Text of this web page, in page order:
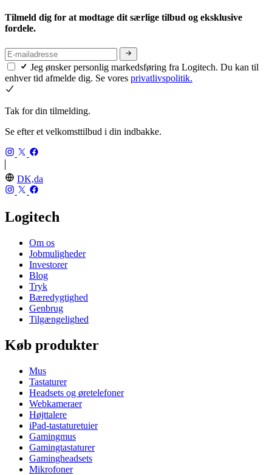
Tilmeld dig for at modtage dit særlige tilbud og eksklusive
fordele.
Jeg ønsker personlig markedsføring fra Logitech. Du kan til
enhver tid afmelde dig. Se vores privatlivspolitik.
Tak for din tilmelding.
Se efter et velkomsttilbud i din indbakke.
DK,da
Logitech
Om os
Jobmuligheder
Investorer
Blog
Tryk
Bæredygtighed
Genbrug
Tilgængelighed
Køb produkter
Mus
Tastaturer
Headsets og øretelefoner
Webkameraer
Højttalere
iPad-tastaturetuier
Gamingmus
Gamingtastaturer
Gamingheadsets
Mikrofoner